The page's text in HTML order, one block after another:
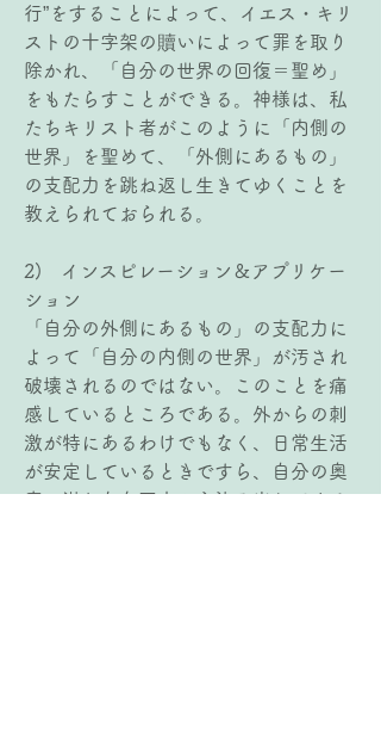
行”をすることによって、イエス・キリ
ストの十字架の贖いによって罪を取り
除かれ、「自分の世界の回復＝聖め」
をもたらすことができる。神様は、私
たちキリスト者がこのように「内側の
世界」を聖めて、「外側にあるもの」
の支配力を跳ね返し生きてゆくことを
教えられておられる。
2)   インスピレーション＆アプリケー
ション
「自分の外側にあるもの」の支配力に
よって「自分の内側の世界」が汚され
破壊されるのではない。このことを痛
感しているところである。外からの刺
激が特にあるわけでもなく、日常生活
が安定しているときですら、自分の奥
底に潜む存在不安から染み出してくる